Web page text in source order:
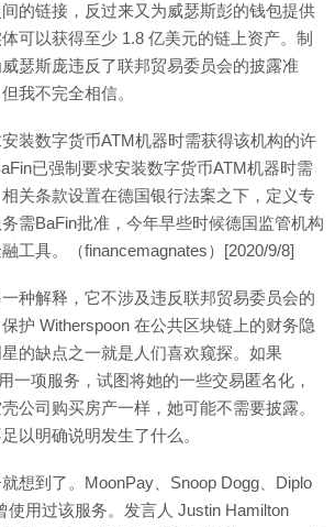
的链接，反过来又为威瑟斯彭的钱包提供
可以获得至少 1.8 亿美元的链上资产。制
瑟斯庞违反了联邦贸易委员会的披露准
我不完全相信。
装数字货币ATM机器时需获得该机构的许
已强制要求安装数字货币ATM机器时需
关条款设置在德国银行法案之下，定义专
需BaFin批准，今年早些时候德国监管机构
工具。（financemagnates）[2020/9/8]
种解释，它不涉及违反联邦贸易委员会的
护 Witherspoon 在公共区块链上的财务隐
的缺点之一就是人们喜欢窥探。如果
一项服务，试图将她的一些交易匿名化，
公司购买房产一样，她可能不需要披露。
以明确说明发生了什么。
想到了。MoonPay、Snoop Dogg、Diplo
使用过该服务。发言人 Justin Hamilton